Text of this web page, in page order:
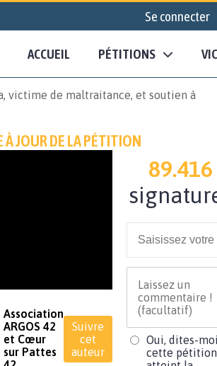
Se connecter
ACCUEIL PÉTITIONS
victime de maltraitance, et soutien à
À JOUR DE LA PÉTITION
Association
ARGOS 42
et Cœur
sur Pattes
Suivre
cet
auteur
89.416
Oui, dites-
cette pétition